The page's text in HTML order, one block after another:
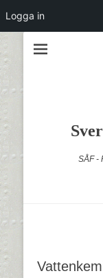
SÅF -
Logga in